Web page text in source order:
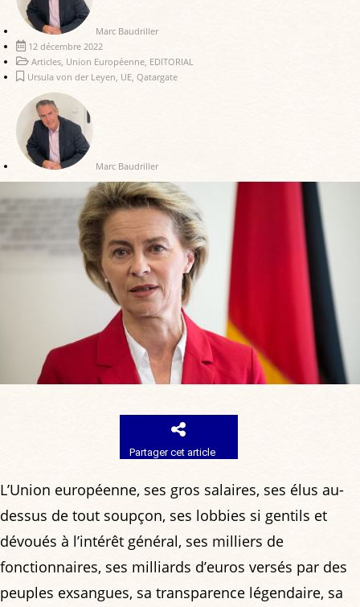
Marc Baudriller
12 décembre 2022
Articles, Union Européenne, EDITORIAL
Ursula von der Leyen, UE, Qatargate
Marc Baudriller
Partager cet article
L’Union européenne, ses gros salaires, ses élus au-
dessus de tout soupçon, ses lobbies si gentils et
dévoués à l’intérêt général, ses milliers de
fonctionnaires, ses milliards d’euros versés par des
peuples exsangues, sa transparence légendaire, sa